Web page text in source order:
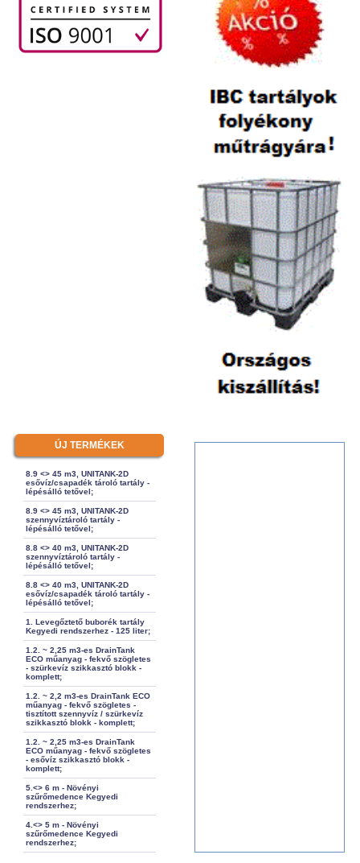
ÚJ TERMÉKEK
8.9 <> 45 m3, UNITANK-2D
esővíz/csapadék tároló tartály -
lépésálló tetővel;
8.9 <> 45 m3, UNITANK-2D
szennyvíztároló tartály -
lépésálló tetővel;
8.8 <> 40 m3, UNITANK-2D
szennyvíztároló tartály -
lépésálló tetővel;
8.8 <> 40 m3, UNITANK-2D
esővíz/csapadék tároló tartály -
lépésálló tetővel;
1. Levegőztető buborék tartály
Kegyedi rendszerhez - 125 liter;
1.2. ~ 2,25 m3-es DrainTank
ECO műanyag - fekvő szögletes
- szürkevíz szikkasztó blokk -
komplett;
1.2. ~ 2,2 m3-es DrainTank ECO
műanyag - fekvő szögletes -
tisztított szennyvíz / szürkevíz
szikkasztó blokk - komplett;
1.2. ~ 2,25 m3-es DrainTank
ECO műanyag - fekvő szögletes
- esővíz szikkasztó blokk -
komplett;
5.<> 6 m - Növényi
szűrőmedence Kegyedi
rendszerhez;
4.<> 5 m - Növényi
szűrőmedence Kegyedi
rendszerhez;